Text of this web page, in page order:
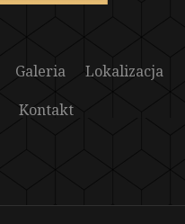
Galeria
Lokalizacja
Kontakt